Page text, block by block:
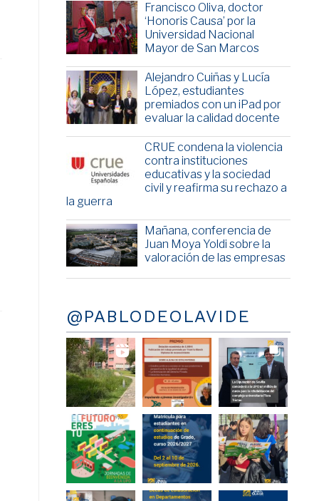
Francisco Oliva, doctor
‘Honoris Causa’ por la
Universidad Nacional
Mayor de San Marcos
Alejandro Cuiñas y Lucía
López, estudiantes
premiados con un iPad por
evaluar la calidad docente
CRUE condena la violencia
contra instituciones
educativas y la sociedad
civil y reafirma su rechazo a
la guerra
Mañana, conferencia de
Juan Moya Yoldi sobre la
valoración de las empresas
@PABLODEOLAVIDE